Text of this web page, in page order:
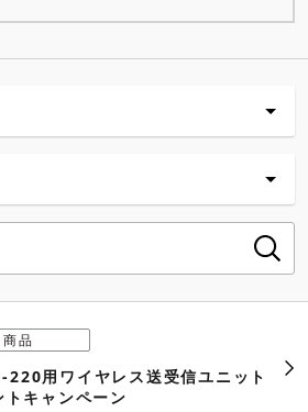
商品
220用ワイヤレス送受信ユニット
キャンペーン